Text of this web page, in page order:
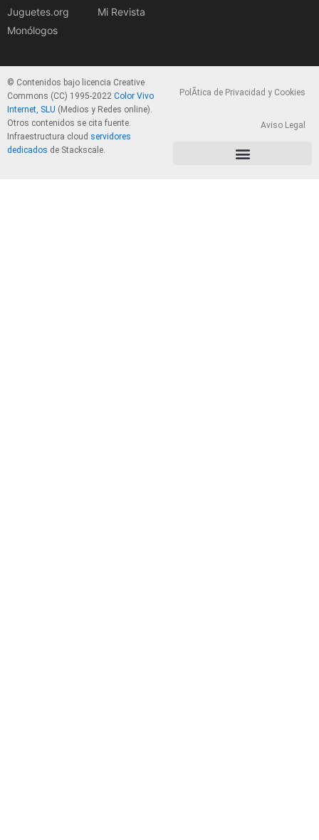
Juguetes.org
Monólogos
Mi Revista
© Contenidos bajo licencia Creative
Commons (CC) 1995-2022 Color Vivo
Internet, SLU (Medios y Redes online).
Otros contenidos se cita fuente.
Infraestructura cloud servidores
dedicados de Stackscale.
PolÃ­tica de Privacidad y Cookies
Aviso Legal